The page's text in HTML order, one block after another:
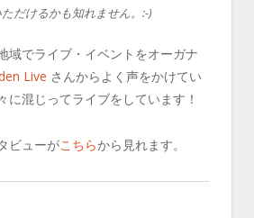
だけるかも知れません。:-)
域でライブ・イベントをオーガナ
Live さんからよく声をかけてい
に混じってライブをしています！
ビューがこちらから見れます。